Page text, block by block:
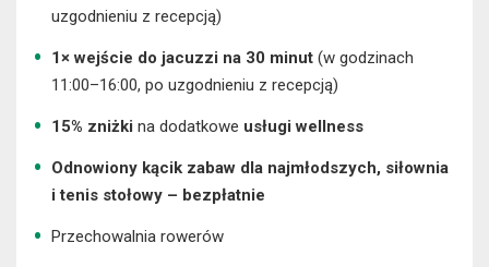
uzgodnieniu z recepcją)
1× wejście do jacuzzi na 30 minut (w godzinach
11:00–16:00, po uzgodnieniu z recepcją)
15% zniżki na dodatkowe usługi wellness
Odnowiony kącik zabaw dla najmłodszych, siłownia
i tenis stołowy – bezpłatnie
Przechowalnia rowerów